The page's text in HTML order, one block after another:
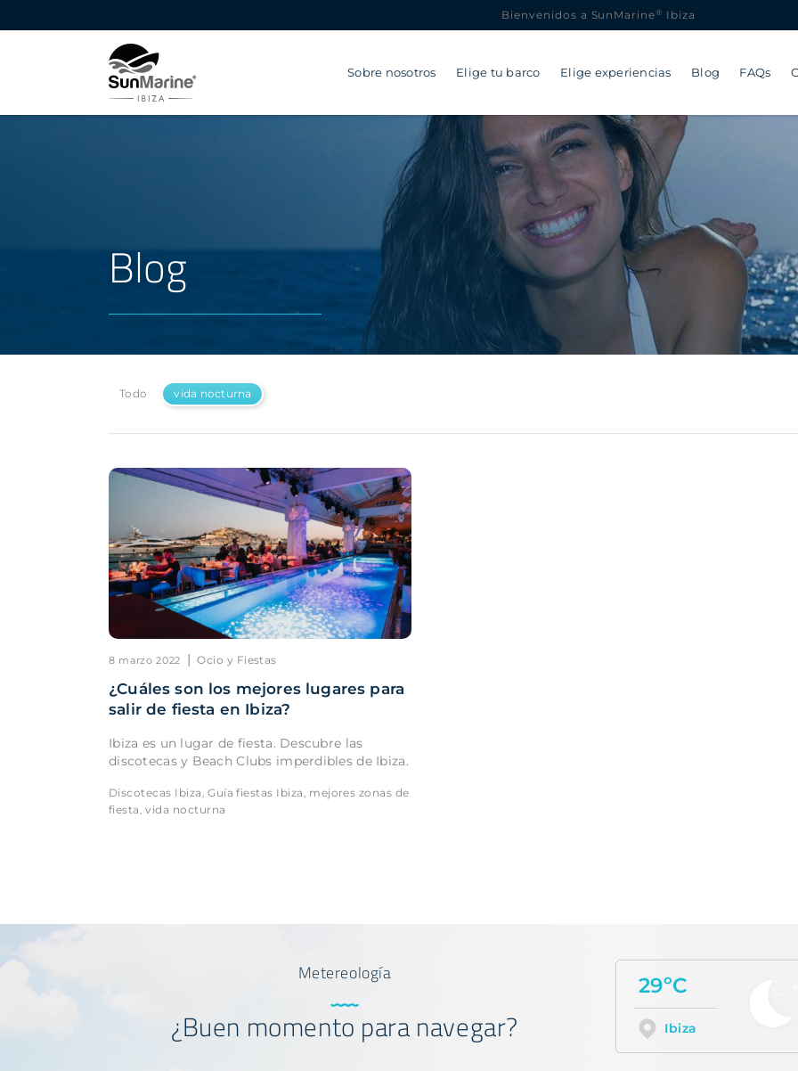
Bienvenidos a SunMarine® Ibiza
Sobre nosotros Elige tu barco Elige experiencias Blog FAQs
Blog
Todo vida nocturna
8 marzo 2022 | Ocio y Fiestas
¿Cuáles son los mejores lugares para
salir de fiesta en Ibiza?
Ibiza es un lugar de fiesta. Descubre las
discotecas y Beach Clubs imperdibles de Ibiza.
Discotecas Ibiza,Guía fiestas Ibiza, mejores zonas de
fiesta,vida nocturna
Metereología
¿Buen momento para navegar?
29ºC
Ibiza